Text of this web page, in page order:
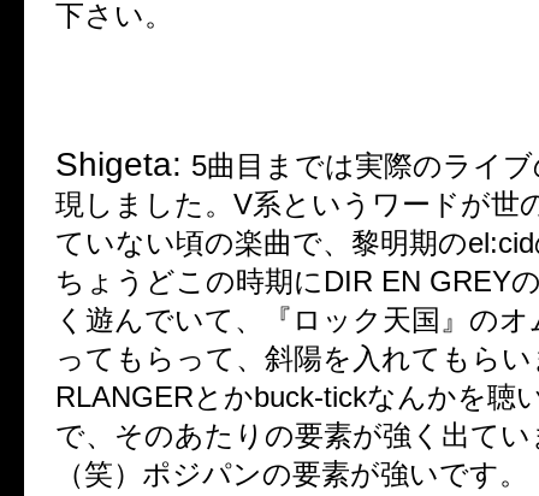
下さい。
Shigeta: 5曲目までは実際のライ
現しました。 V系というワードが世
ていない頃の楽曲で、黎明期のel:cid
ちょうどこの時期に DIR EN GREY
く遊んでいて、『ロック天国』の
ってもらって、斜陽を入れてもら
RLANGERとかbuck-tickなんかを聴
で、そのあたりの要素が強く出てい
（笑）ポジパンの要素が強いです。